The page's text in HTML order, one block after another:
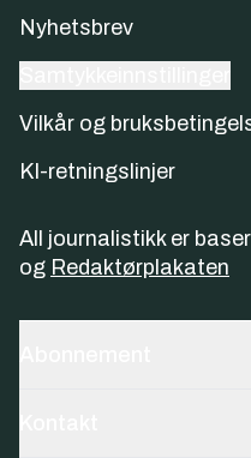
Nyhetsbrev
Vilkår og
KI-retningslinjer
All journalistikk er
og Redaktørplakaten